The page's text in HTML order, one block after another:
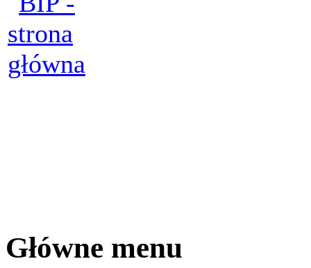
Główne menu